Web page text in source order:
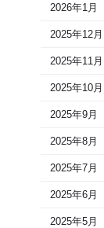
2026年1月
2025年12月
2025年11月
2025年10月
2025年9月
2025年8月
2025年7月
2025年6月
2025年5月